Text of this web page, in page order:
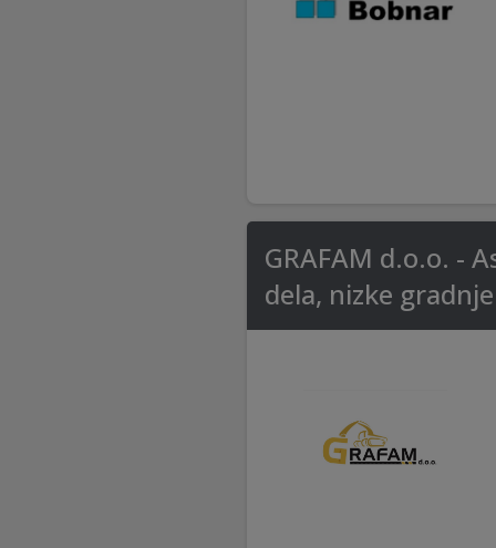
GRAFAM d.o.o. -
dela, nizke gradnje